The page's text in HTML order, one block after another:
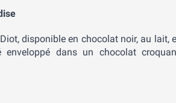
disponible en chocolat noir, au lait,
dans un chocolat